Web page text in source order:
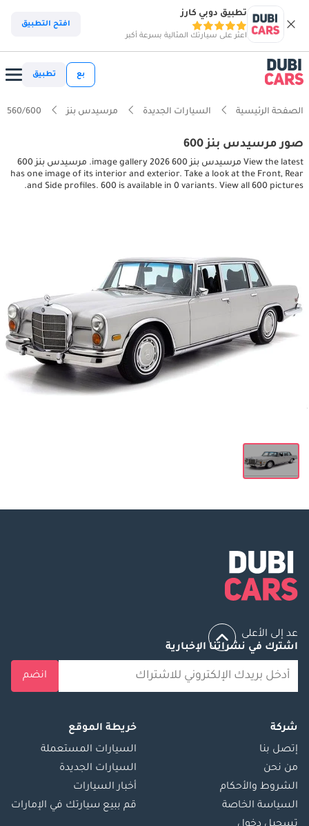
تطبيق دوبي كارز
اعثر على سيارتك المثالية بسرعة أكبر
افتح التطبيق
بع تطبيق
الصفحة الرئيسية السيارات الجديدة مرسيدس بنز 560/600
صور مرسيدس بنز 600
View the latest مرسيدس بنز 600 2026 image gallery. مرسيدس بنز 600
has one image of its interior and exterior. Take a look at the Front, Rear
and Side profiles. 600 is available in 0 variants. View all 600 pictures.
عد إلى الأعلى
اشترك في نشراتنا الإخبارية
انضم
شركة
إتصل بنا
من نحن
الشروط والأحكام
السياسة الخاصة
خريطة الموقع
السيارات المستعملة
السيارات الجديدة
أخبار السيارات
قم ببيع سيارتك في الإمارات